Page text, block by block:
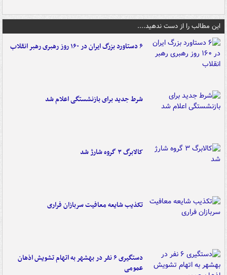
این مطالب را از دست ندهید....
۶ دستاورد بزرگ ایران در ۱۶۰ روز رهبری رهبر انقلاب
شرط جدید برای بازنشستگی اعلام شد
کالابرگ ۳ گروه شارژ شد
تکذیب شایعه معافیت سربازان فراری
دستگیری ۶ نفر در بهشهر به اتهام تشویش اذهان
عمومی